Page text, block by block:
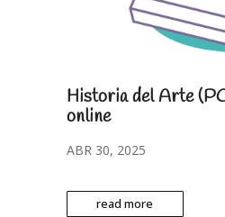
Historia del Arte
online
ABR 30, 2025
read more